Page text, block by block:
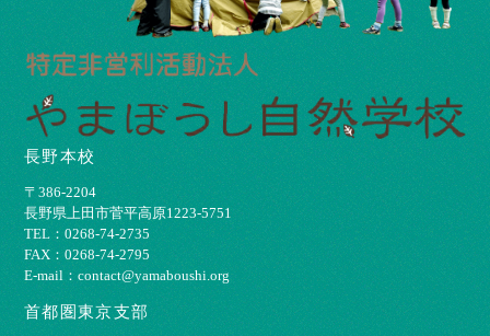
長野本校
〒386-2204
⻑野県上⽥市菅平⾼原1223-5751
TEL：0268-74-2735
FAX：0268-74-2795
E-mail：contact@yamaboushi.org
首都圏東京支部